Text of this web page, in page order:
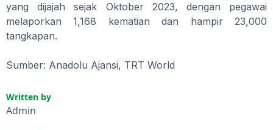
yang dijajah sejak Oktober 2023, dengan pegawai
melaporkan 1,168 kematian dan hampir 23,000
tangkapan.
Sumber: Anadolu Ajansi, TRT World
Written by
Admin